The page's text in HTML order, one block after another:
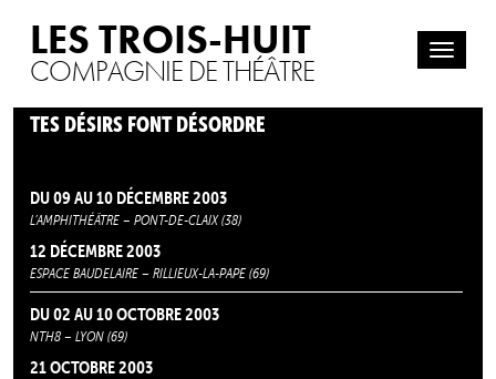
LES TROIS-HUIT
COMPAGNIE DE THÉÂTRE
TES DÉSIRS FONT DÉSORDRE
DU 09 AU 10 DÉCEMBRE 2003
L’AMPHITHÉÂTRE – PONT-DE-CLAIX (38)
12 DÉCEMBRE 2003
ESPACE BAUDELAIRE – RILLIEUX-LA-PAPE (69)
DU 02 AU 10 OCTOBRE 2003
NTH8 – LYON (69)
21 OCTOBRE 2003